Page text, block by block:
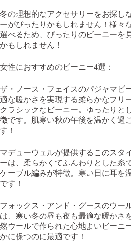
冬の理想的なアクセサリーをお探し
ーがぴったりかもしれません！様々
選べるため、ぴったりのビーニーを
かもしれません！
女性におすすめのビーニー4選：
ザ・ノース・フェイスのパジャマビ
適な暖かさを実現する柔らかなフリ
クラシックなビーニー。ゆったりと
徴です。肌寒い秋の午後を温かく過
す！
マデューウェルが提供するこのスタ
ーは、柔らかくてふんわりとした糸
ケーブル編みが特徴。寒い日に耳を
です！
フォックス・アンド・グースのウー
は、寒い冬の昼も夜も最適な暖かさ
然ウールで作られた心地よいビーニ
かに保つのに最適です！